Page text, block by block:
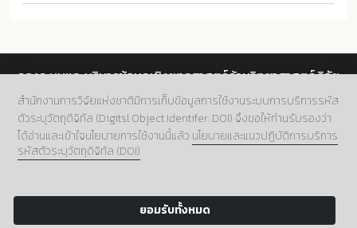
กองระบบและบริหารข้อมูลเชิงยุทธศาสตร์ด้านวิทยาศาสตร์ วิจัย
และนวัตกรรม สำนักงานการวิจัยแห่งชาติ (วช.)
ที่อยู่.196 ถนนพหลโยธิน แขวงลาดยาว เขตจตุจักร กทม.
10900
เบอร์โทร.02 5612445 ต่อ 705
Copyright 2024 NRCT:Digital Object Identifier.
สำนักงานการวิจัยแห่งชาติมีการเก็บข้อมูลการใช้งานระบบการบริการรหัส
ตัวระบุวัตถุดิจิทัล (Digitsl Object Identifer: DOI) จึงขอให้ท่านรับรองว่า
ได้อ่านและเข้าใจนโยบายการใช้งานนี้แล้ว นโยบายและแนวปฏิบัติการบริการ
รหัสตัวระบุวัตถุดิจิทัล (DOI)
ยอมรับทั้งหมด